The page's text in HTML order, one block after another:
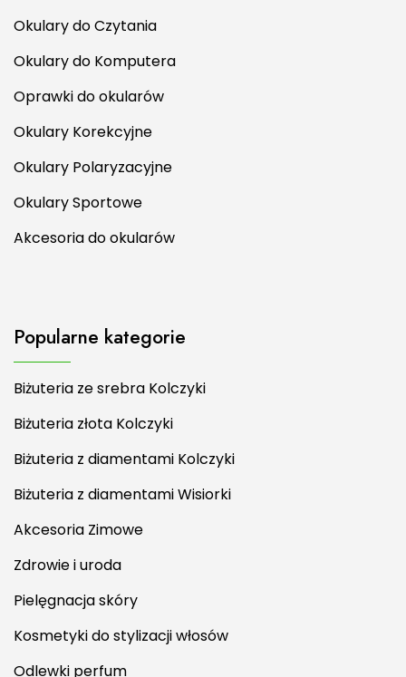
Okulary do Czytania
Okulary do Komputera
Oprawki do okularów
Okulary Korekcyjne
Okulary Polaryzacyjne
Okulary Sportowe
Akcesoria do okularów
Popularne kategorie
Biżuteria ze srebra Kolczyki
Biżuteria złota Kolczyki
Biżuteria z diamentami Kolczyki
Biżuteria z diamentami Wisiorki
Akcesoria Zimowe
Zdrowie i uroda
Pielęgnacja skóry
Kosmetyki do stylizacji włosów
Odlewki perfum